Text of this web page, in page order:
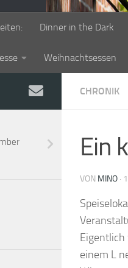
Dinner in the Dark
Weihnachtsessen
CHRONIK
Ein
VON MINO ·
einem L